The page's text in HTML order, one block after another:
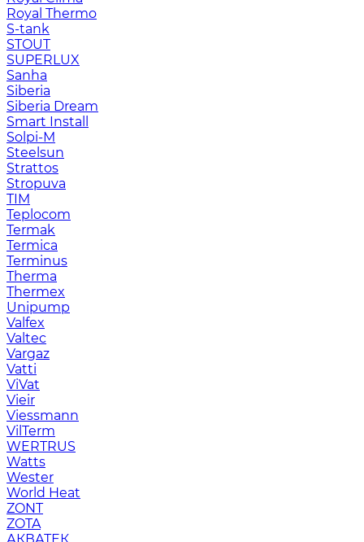
Royal Thermo
S-tank
STOUT
SUPERLUX
Sanha
Siberia
Siberia Dream
Smart Install
Solpi-M
Steelsun
Strattos
Stropuva
TIM
Teplocom
Termak
Termica
Terminus
Therma
Thermex
Unipump
Valfex
Valtec
Vargaz
Vatti
ViVat
Vieir
Viessmann
VilTerm
WERTRUS
Watts
Wester
World Heat
ZONT
ZOTA